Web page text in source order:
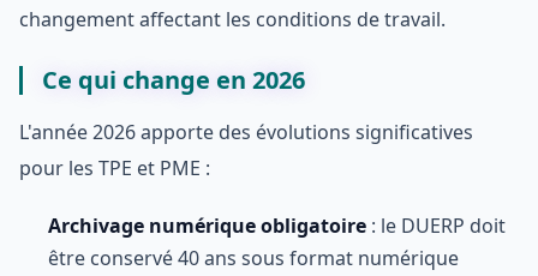
changement affectant les conditions de travail.
Ce qui change en 2026
L'année 2026 apporte des évolutions significatives
pour les TPE et PME :
Archivage numérique obligatoire : le DUERP doit
être conservé 40 ans sous format numérique